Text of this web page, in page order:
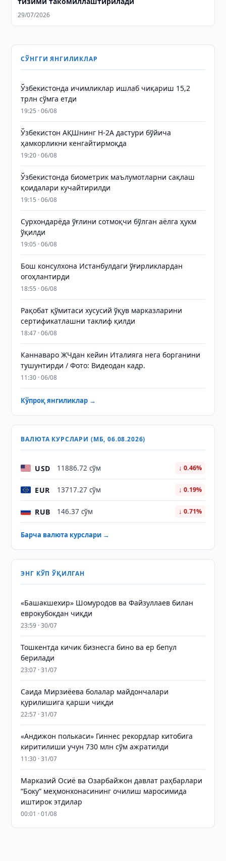
29/07/2026
СЎНГГИ ЯНГИЛИКЛАР
Ўзбекистонда ичимликлар ишлаб чиқариш 15,2
трлн сўмга етди
19:25 · 06/08
Ўзбекистон АҚШнинг H-2A дастури бўйича
ҳамкорликни кенгайтирмоқда
19:20 · 06/08
Ўзбекистонда биометрик маълумотларни сақлаш
қоидалари кучайтирилди
19:15 · 06/08
Сурхондарёда ўғлини сотмоқчи бўлган аёлга ҳукм
ўқилди
19:05 · 06/08
Бош консулхона Истанбулдаги ўғирликлардан
огоҳлантирди
18:55 · 06/08
Рақобат қўмитаси хусусий ўқув марказларини
сертификатлашни таклиф қилди
18:47 · 06/08
Каннаваро ЖЧдан кейин Италияга нега борганини
тушунтирди / Фото: Видеодан кадр.
11:30 · 06/08
Кўпроқ янгиликлар →
ВАЛЮТА КУРСЛАРИ (МБ, 06.08.2026)
USD 11886.72 сўм ↓ 0.46%
EUR 13717.27 сўм ↓ 0.19%
RUB 146.37 сўм ↓ 0.71%
Барча валюта курслари →
ЭНГ КЎП ЎҚИЛГАН
«Башакшехир» Шомуродов ва Файзуллаев билан
еврокубокдан чиқди
23:59 · 30/07
Тошкентда кичик бизнесга бино ва ер бепул
берилади
23:07 · 31/07
Саида Мирзиёева болалар майдончалари
қурилишига қарши чиқди
22:57 · 31/07
«Андижон полькаси» Гиннес рекордлар китобига
киритилиши учун 730 млн сўм ажратилди
11:30 · 31/07
Марказий Осиё ва Озарбайжон давлат раҳбарлари
“Боку” меҳмонхонасининг очилиш маросимида
иштирок этдилар
00:01 · 01/08